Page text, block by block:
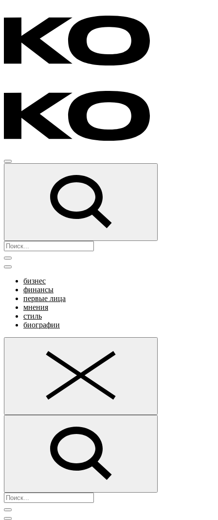
бизнес
финансы
первые лица
мнения
стиль
биографии